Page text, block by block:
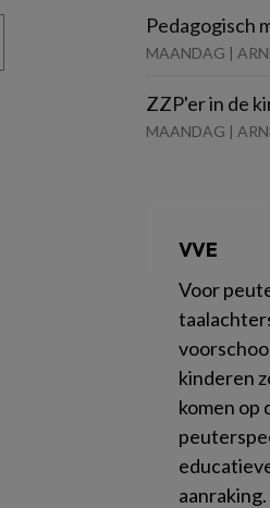
Pedagogisch
MAANDAG |
ZZP'er in de
MAANDAG |
VVE
Voor
kinderen
komen op
aanraking.